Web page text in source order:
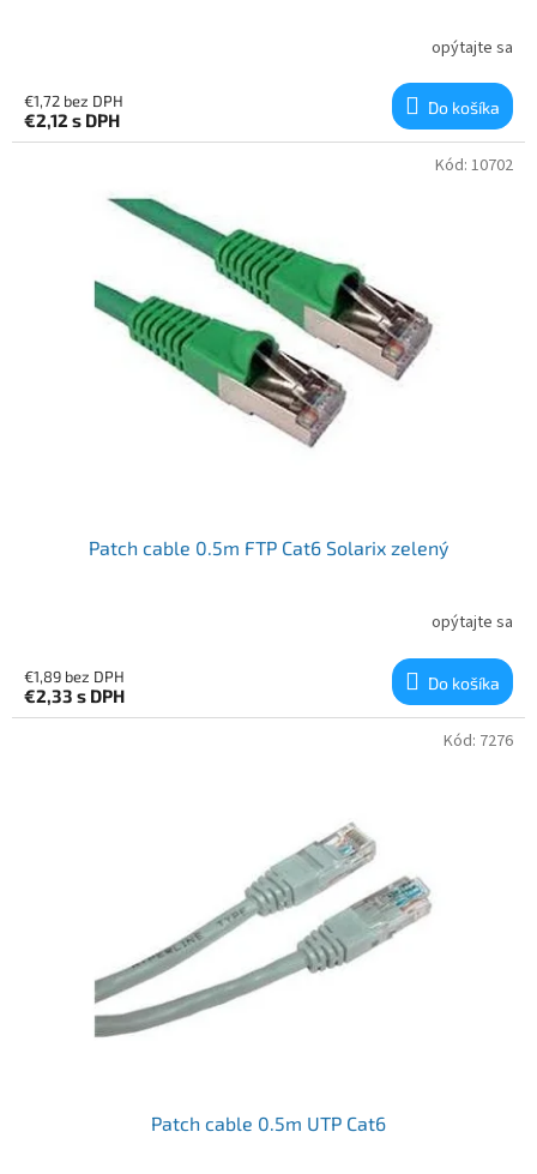
opýtajte sa
€1,72 bez DPH
€2,12 s DPH
Do košíka
Patch cable 0.5m FTP Cat6 Solarix zelený
opýtajte sa
€1,89 bez DPH
€2,33 s DPH
Do košíka
Kód: 10702
Patch cable 0.5m UTP Cat6
Kód: 7276